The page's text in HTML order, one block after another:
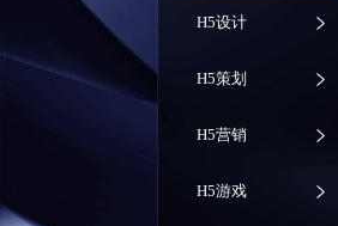
H5设计
H5策划
H5营销
H5游戏